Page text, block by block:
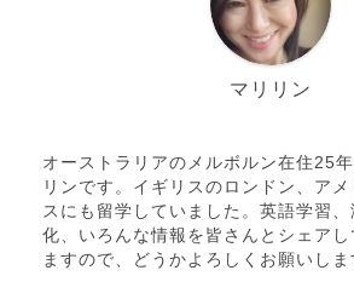
マリリン
オーストラリアのメルボルン在住25
リンです。イギリスのロンドン、ア
スにも留学していました。英語学習
化、いろんな情報を皆さんとシェア
ますので、どうかよろしくお願いしま